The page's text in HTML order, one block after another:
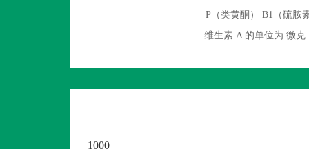
P（类黄酮） B1（硫胺
维生素 A 的单位为 微
1000